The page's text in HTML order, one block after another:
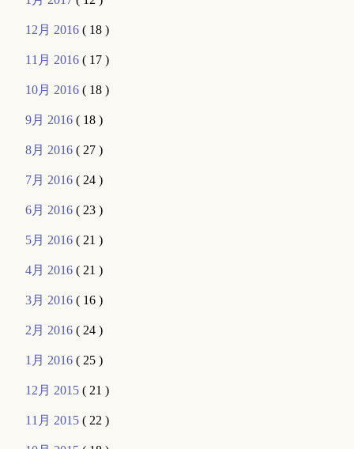
12月 2016( 18 )
11月 2016( 17 )
10月 2016( 18 )
9月 2016( 18 )
8月 2016( 27 )
7月 2016( 24 )
6月 2016( 23 )
5月 2016( 21 )
4月 2016( 21 )
3月 2016( 16 )
2月 2016( 24 )
1月 2016( 25 )
12月 2015( 21 )
11月 2015( 22 )